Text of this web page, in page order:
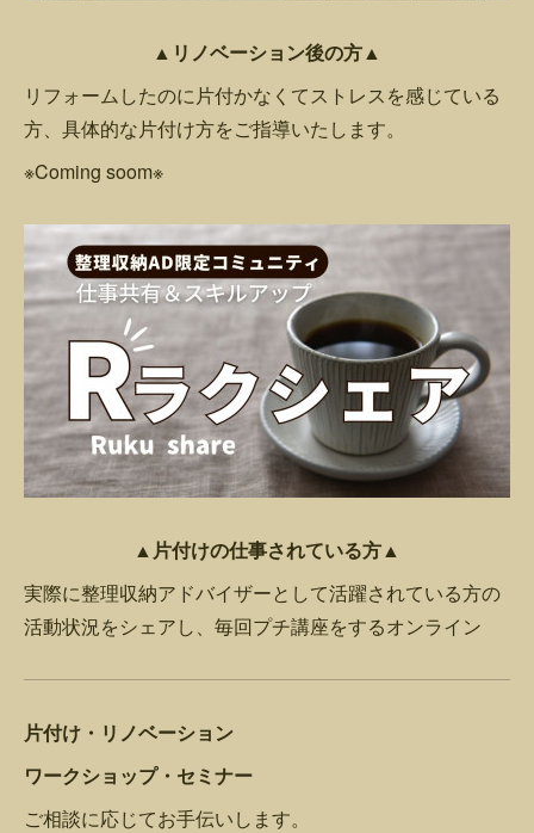
▲リノベーション後の方▲
リフォームしたのに片付かなくてストレスを感じている
方、具体的な片付け方をご指導いたします。
※Coming soom※
▲片付けの仕事されている方▲
実際に整理収納アドバイザーとして活躍されている方の
活動状況をシェアし、毎回プチ講座をするオンライン
片付け・リノベーション
ワークショップ・セミナー
ご相談に応じてお手伝いします。